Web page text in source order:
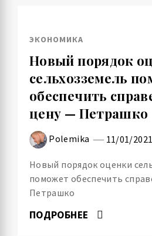
ЭКОНОМИКА
Новый порядок
сельхозземель
обеспечить
цену — Петрашко
Polemika 11/01/2021
Новый порядок оценки
поможет обеспечить
Петрашко
ПОДРОБНЕЕ